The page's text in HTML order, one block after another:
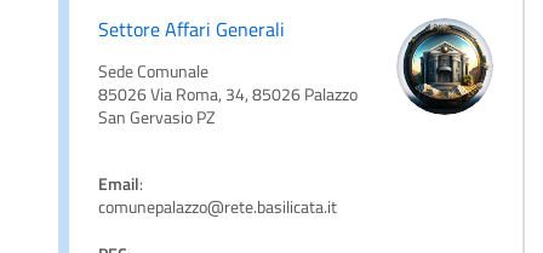
Settore Affari Generali
Sede Comunale
85026 Via Roma, 34, 85026 Palazzo
San Gervasio PZ
Email:
comunepalazzo@rete.basilicata.it